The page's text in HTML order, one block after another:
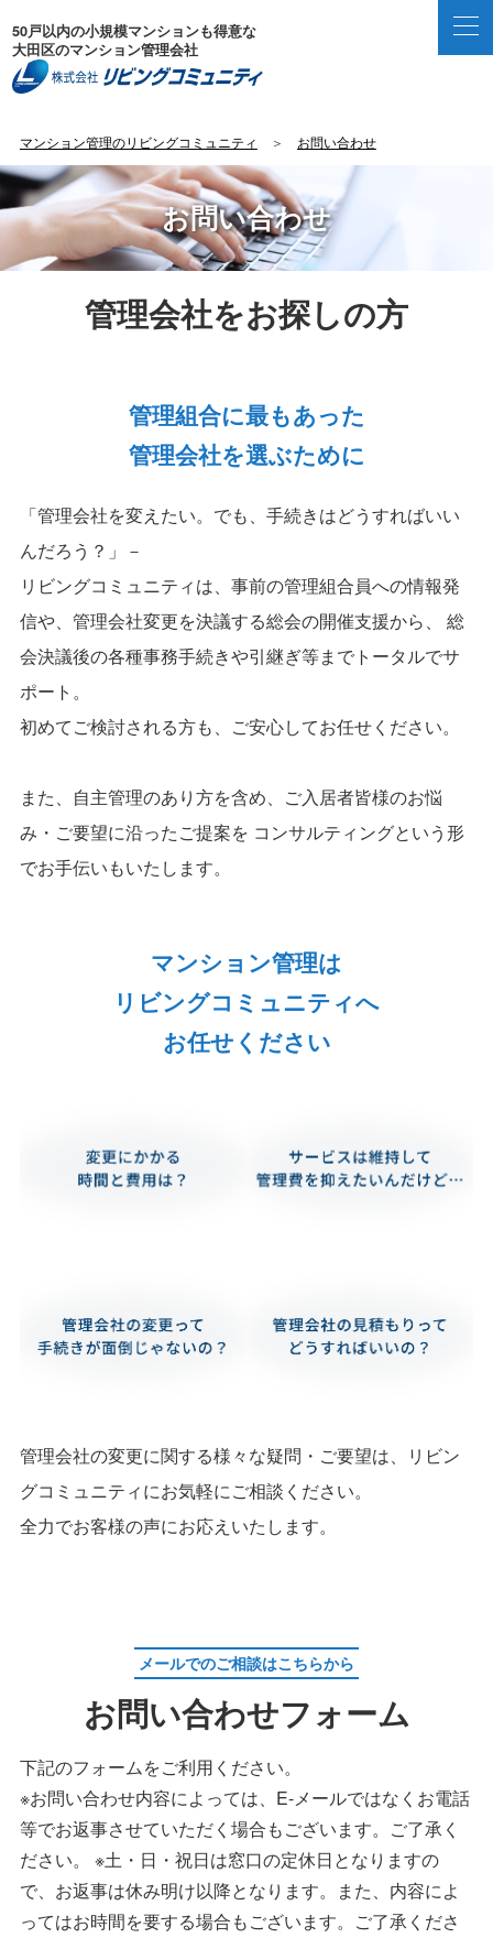
50戸以内の小規模マンションも得意な
大田区のマンション管理会社
マンション管理のリビングコミュニティ ＞ お問い合わせ
お問い合わせ
管理会社をお探しの方
管理組合に最もあった
管理会社を選ぶために
「管理会社を変えたい。でも、手続きはどうすればいい
んだろう？」－
リビングコミュニティは、事前の管理組合員への情報発
信や、管理会社変更を決議する総会の開催支援から、
総
会決議後の各種事務手続きや引継ぎ等までトータルでサ
ポート。
初めてご検討される方も、ご安心してお任せください。
また、自主管理のあり方を含め、ご入居者皆様のお悩
み・ご要望に沿ったご提案を コンサルティングという形
でお手伝いもいたします。
マンション管理は
リビングコミュニティへ
お任せください
管理会社の変更に関する様々な疑問・ご要望は、リビン
グコミュニティにお気軽にご相談ください。
全力でお客様の声にお応えいたします。
メールでのご相談はこちらから
お問い合わせフォーム
下記のフォームをご利用ください。
※お問い合わせ内容によっては、E-メールではなくお電話
等でお返事させていただく場合もございます。ご了承く
ださい。 ※土・日・祝日は窓口の定休日となりますの
で、お返事は休み明け以降となります。また、内容によ
ってはお時間を要する場合もございます。ご了承くださ